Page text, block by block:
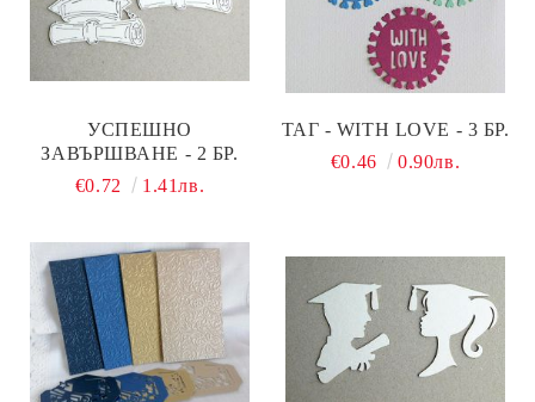
УСПЕШНО
ЗАВЪРШВАНЕ - 2 БР.
€0.72
1.41лв.
ТАГ - WITH LOVE - 3 БР.
€0.46
0.90лв.